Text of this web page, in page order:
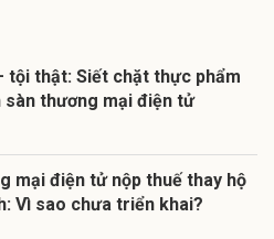
tội thật: Siết chặt thực phẩm
sàn thương mại điện tử
mại điện tử nộp thuế thay hộ
Vì sao chưa triển khai?